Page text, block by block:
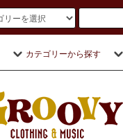
カテゴリーから探す